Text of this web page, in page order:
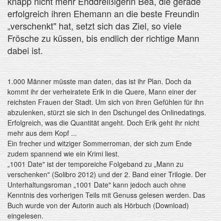
erfolgreich ihren Ehemann an die beste Freundin
„verschenkt" hat, setzt sich das Ziel, so viele
Frösche zu küssen, bis endlich der richtige Mann
dabei ist.
1.000 Männer müsste man daten, das ist ihr Plan. Doch da
kommt ihr der verheiratete Erik in die Quere, Mann einer der
reichsten Frauen der Stadt. Um sich von ihren Gefühlen für ihn
abzulenken, stürzt sie sich in den Dschungel des Onlinedatings.
Erfolgreich, was die Quantität angeht. Doch Erik geht ihr nicht
mehr aus dem Kopf ...
Ein frecher und witziger Sommerroman, der sich zum Ende
zudem spannend wie ein Krimi liest.
„1001 Date" ist der temporeiche Folgeband zu „Mann zu
verschenken" (Solibro 2012) und der 2. Band einer Trilogie. Der
Unterhaltungsroman „1001 Date" kann jedoch auch ohne
Kenntnis des vorherigen Teils mit Genuss gelesen werden. Das
Buch wurde von der Autorin auch als Hörbuch (Download)
eingelesen.